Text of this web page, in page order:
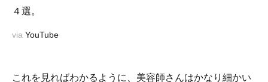
４選。
via YouTube
これを見ればわかるように、美容師さんはかなり細かい